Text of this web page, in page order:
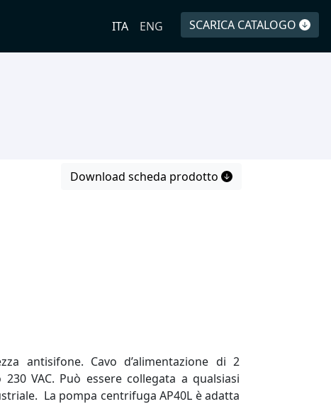
ITA ENG SCARICA CATALOGO
Download scheda prodotto
antisifone. Cavo d’alimentazione di 2
VAC. Può essere collegata a qualsiasi
La pompa centrifuga AP40L è adatta